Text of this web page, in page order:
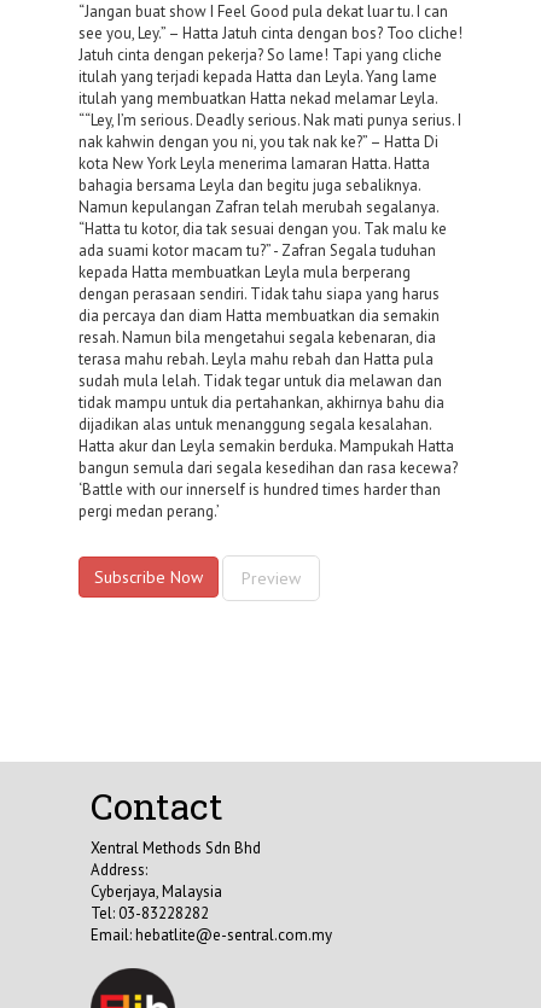
“Jangan buat show I Feel Good pula dekat luar tu. I can
see you, Ley.” – Hatta Jatuh cinta dengan bos? Too cliche!
Jatuh cinta dengan pekerja? So lame! Tapi yang cliche
itulah yang terjadi kepada Hatta dan Leyla. Yang lame
itulah yang membuatkan Hatta nekad melamar Leyla.
““Ley, I’m serious. Deadly serious. Nak mati punya serius. I
nak kahwin dengan you ni, you tak nak ke?” – Hatta Di
kota New York Leyla menerima lamaran Hatta. Hatta
bahagia bersama Leyla dan begitu juga sebaliknya.
Namun kepulangan Zafran telah merubah segalanya.
“Hatta tu kotor, dia tak sesuai dengan you. Tak malu ke
ada suami kotor macam tu?” - Zafran Segala tuduhan
kepada Hatta membuatkan Leyla mula berperang
dengan perasaan sendiri. Tidak tahu siapa yang harus
dia percaya dan diam Hatta membuatkan dia semakin
resah. Namun bila mengetahui segala kebenaran, dia
terasa mahu rebah. Leyla mahu rebah dan Hatta pula
sudah mula lelah. Tidak tegar untuk dia melawan dan
tidak mampu untuk dia pertahankan, akhirnya bahu dia
dijadikan alas untuk menanggung segala kesalahan.
Hatta akur dan Leyla semakin berduka. Mampukah Hatta
bangun semula dari segala kesedihan dan rasa kecewa?
‘Battle with our innerself is hundred times harder than
pergi medan perang.’
Subscribe Now Preview
Contact
Xentral Methods Sdn Bhd
Address:
Cyberjaya, Malaysia
Tel: 03-83228282
Email:hebatlite@e-sentral.com.my